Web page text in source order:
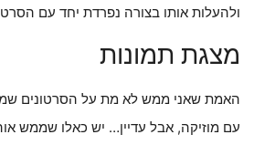
ולהעלות אותו בצורה נפרדת יחד עם
מצגת תמונות
האמת שאני ממש לא מת על הסרטונים
עם מוזיקה, אבל עדיין… יש כאלו שממש